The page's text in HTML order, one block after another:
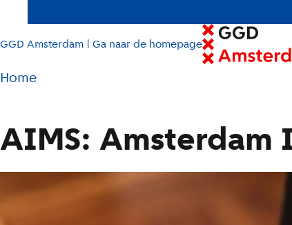
GGD Amsterdam | Ga naar de homepage
Pad
huidige
pagina
Home
AIMS: Amsterdam